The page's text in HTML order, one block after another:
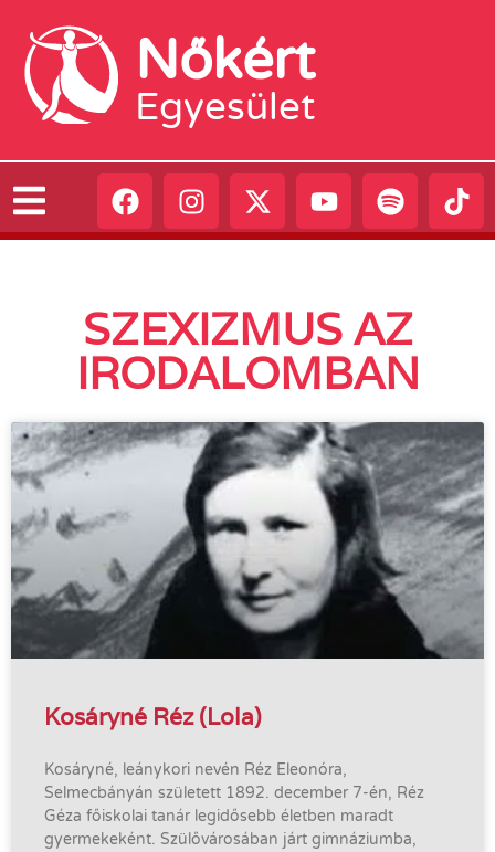
Nőkért
Egyesület
SZEXIZMUS AZ
IRODALOMBAN
Kosáryné Réz (Lola)
Kosáryné, leánykori nevén Réz Eleonóra,
Selmecbányán született 1892. december 7-én, Réz
Géza főiskolai tanár legidősebb életben maradt
gyermekeként. Szülővárosában járt gimnáziumba,